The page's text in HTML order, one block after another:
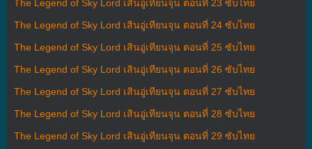
The Legend of Sky Lord เสินอู่เทียนจุน ตอนที่ 23 ซับไทย
The Legend of Sky Lord เสินอู่เทียนจุน ตอนที่ 24 ซับไทย
The Legend of Sky Lord เสินอู่เทียนจุน ตอนที่ 25 ซับไทย
The Legend of Sky Lord เสินอู่เทียนจุน ตอนที่ 26 ซับไทย
The Legend of Sky Lord เสินอู่เทียนจุน ตอนที่ 27 ซับไทย
The Legend of Sky Lord เสินอู่เทียนจุน ตอนที่ 28 ซับไทย
The Legend of Sky Lord เสินอู่เทียนจุน ตอนที่ 29 ซับไทย